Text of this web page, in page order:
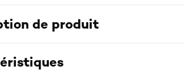
de produit